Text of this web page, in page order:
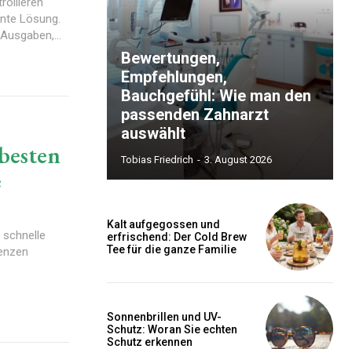
Lösung.
Bewertungen,
Empfehlungen,
Bauchgefühl: Wie man den
passenden Zahnarzt
auswählt
Tobias Friedrich - 3. August 2026
Kalt aufgegossen und
erfrischend: Der Cold Brew
Tee für die ganze Familie
Sonnenbrillen und UV-
Schutz: Woran Sie echten
Schutz erkennen